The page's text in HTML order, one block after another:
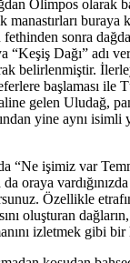
Olimpos olarak
manastırları
fethinden sonra
“Keşiş Dağı” adı
belirlenmiştir.
başlaması ile
gelen Uludağ,
yine aynı isimli
“Ne işimiz var
oraya vardığınızda
Özellikle
oluşturan
izletmek gibi bir